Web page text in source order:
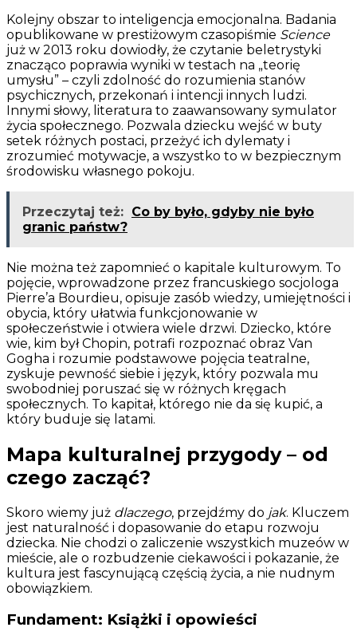
Kolejny obszar to inteligencja emocjonalna. Badania
opublikowane w prestiżowym czasopiśmie Science
już w 2013 roku dowiodły, że czytanie beletrystyki
znacząco poprawia wyniki w testach na „teorię
umysłu” – czyli zdolność do rozumienia stanów
psychicznych, przekonań i intencji innych ludzi.
Innymi słowy, literatura to zaawansowany symulator
życia społecznego. Pozwala dziecku wejść w buty
setek różnych postaci, przeżyć ich dylematy i
zrozumieć motywacje, a wszystko to w bezpiecznym
środowisku własnego pokoju.
Przeczytaj też: Co by było, gdyby nie było
granic państw?
Nie można też zapomnieć o kapitale kulturowym. To
pojęcie, wprowadzone przez francuskiego socjologa
Pierre’a Bourdieu, opisuje zasób wiedzy, umiejętności i
obycia, który ułatwia funkcjonowanie w
społeczeństwie i otwiera wiele drzwi. Dziecko, które
wie, kim był Chopin, potrafi rozpoznać obraz Van
Gogha i rozumie podstawowe pojęcia teatralne,
zyskuje pewność siebie i język, który pozwala mu
swobodniej poruszać się w różnych kręgach
społecznych. To kapitał, którego nie da się kupić, a
który buduje się latami.
Mapa kulturalnej przygody – od
czego zacząć?
Skoro wiemy już dlaczego, przejdźmy do jak. Kluczem
jest naturalność i dopasowanie do etapu rozwoju
dziecka. Nie chodzi o zaliczenie wszystkich muzeów w
mieście, ale o rozbudzenie ciekawości i pokazanie, że
kultura jest fascynującą częścią życia, a nie nudnym
obowiązkiem.
Fundament: Książki i opowieści